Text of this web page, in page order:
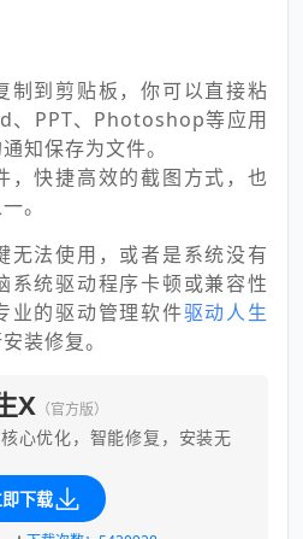
制到剪贴板，你可以直接粘
、PPT、Photoshop等应用
知保存为文件。
，快捷高效的截图方式，也
。
无法使用，或者是系统没有
系统驱动程序卡顿或兼容性
业的驱动管理软件驱动人生
装修复。
X （官方版）
心优化，智能修复，安装无
下载